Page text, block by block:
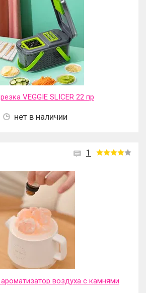
VEGGIE SLICER 22 пр
нет в наличии
1
воздуха с камнями